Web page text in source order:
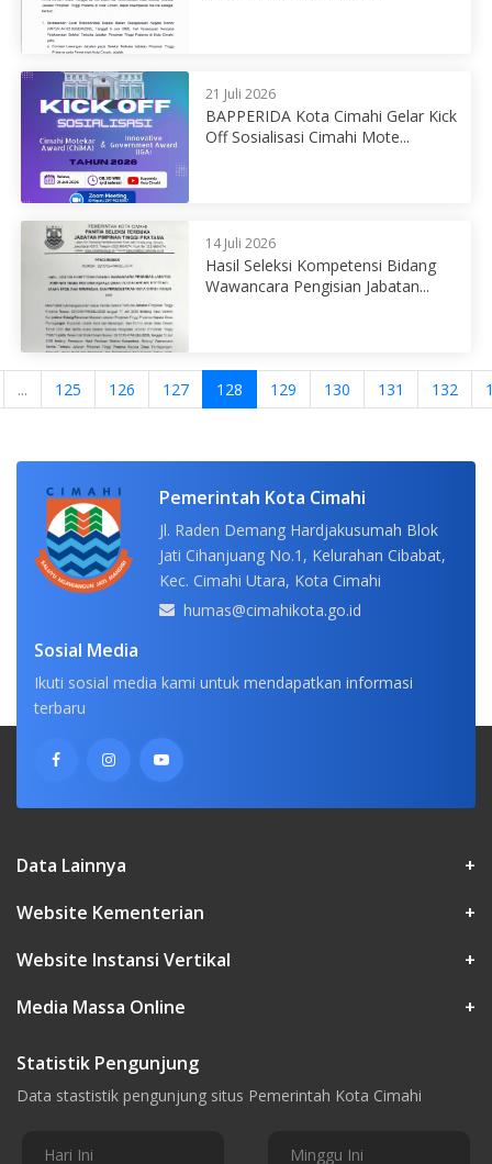
21 Juli 2026
BAPPERIDA Kota Cimahi Gelar Kick
Off Sosialisasi Cimahi Mote...
14 Juli 2026
Hasil Seleksi Kompetensi Bidang
Wawancara Pengisian Jabatan...
... 125 126 127 128 129 130 131 132
Pemerintah Kota Cimahi
Jl. Raden Demang Hardjakusumah Blok
Jati Cihanjuang No.1, Kelurahan Cibabat,
Kec. Cimahi Utara, Kota Cimahi
humas@cimahikota.go.id
Sosial Media
Ikuti sosial media kami untuk mendapatkan informasi
terbaru
Data Lainnya
+
Website Kementerian
+
Website Instansi Vertikal
+
Media Massa Online
+
Statistik Pengunjung
Data stastistik pengunjung situs Pemerintah Kota Cimahi
Hari Ini Minggu Ini